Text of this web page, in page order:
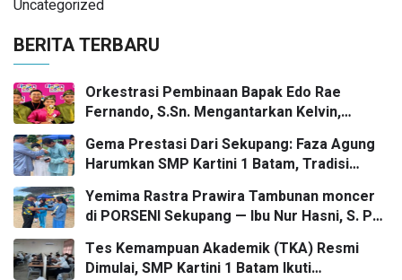
Uncategorized
BERITA TERBARU
Orkestrasi Pembinaan Bapak Edo Rae
Fernando, S.Sn. Mengantarkan Kelvin,
Kartini 1 Batam—Kembali Menorehkan Juara
II FLS3N dalam Panggung Kompetisi
Bergengsi
Gema Prestasi Dari Sekupang: Faza Agung
Harumkan SMP Kartini 1 Batam, Tradisi
Yemima Rastra Prawira Tambunan moncer
di PORSENI Sekupang — Ibu Nur Hasni, S. Pd
dan Mr. Irwan Herika, M. Pd apresiasi
prestasi emas yang menggema
Tes Kemampuan Akademik (TKA) Resmi
Dimulai, SMP Kartini 1 Batam Ikuti